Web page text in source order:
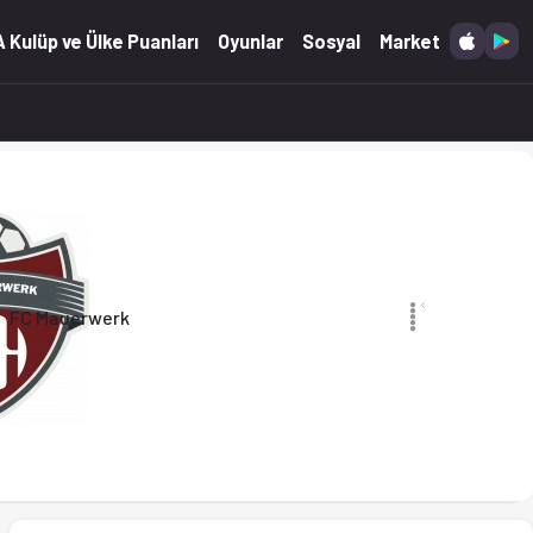
Kulüp ve Ülke Puanları Oyunlar Sosyal Market
FC Mauerwerk